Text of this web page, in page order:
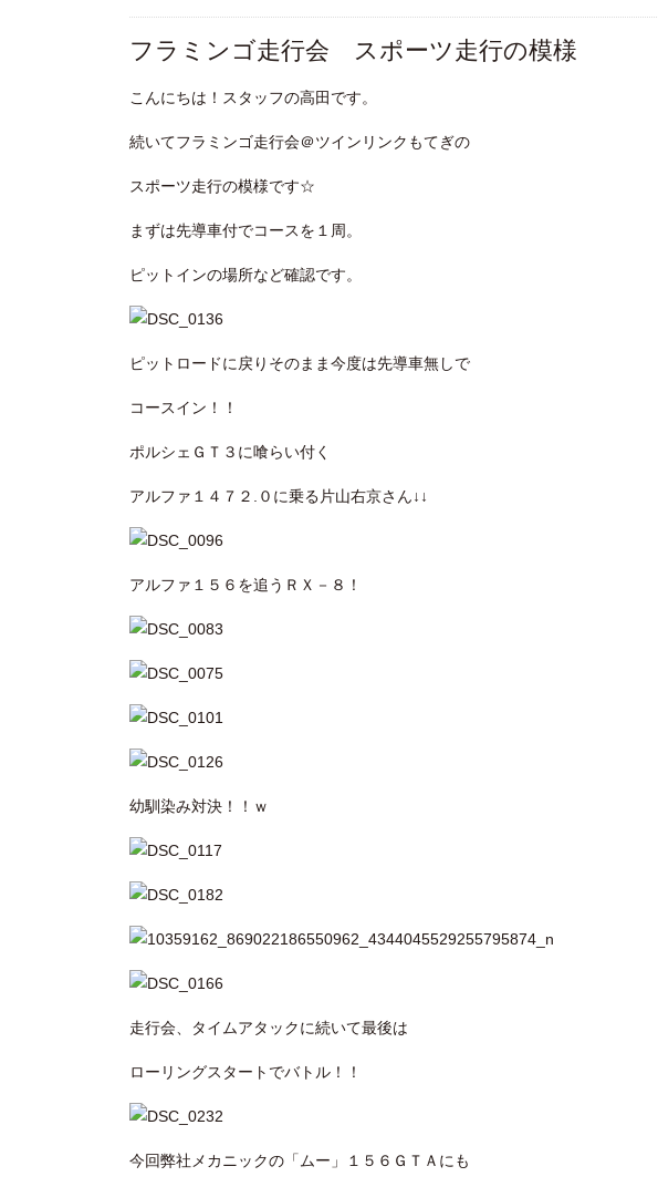
フラミンゴ走行会 スポーツ走行の模様
こんにちは！スタッフの高田です。
続いてフラミンゴ走行会＠ツインリンクもてぎの
スポーツ走行の模様です☆
まずは先導車付でコースを１周。
ピットインの場所など確認です。
ピットロードに戻りそのまま今度は先導車無しで
コースイン！！
ポルシェＧＴ３に喰らい付く
アルファ１４７２.０に乗る片山右京さん↓↓
アルファ１５６を追うＲＸ－８！
幼馴染み対決！！ｗ
走行会、タイムアタックに続いて最後は
ローリングスタートでバトル！！
今回弊社メカニックの「ムー」１５６ＧＴＡにも